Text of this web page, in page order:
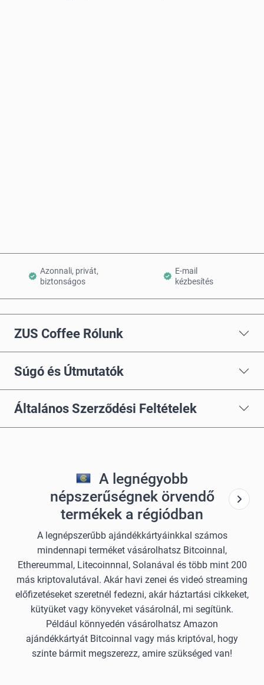
Azonnali, privát,
biztonságos
E-mail
kézbesítés
ZUS Coffee Rólunk
Súgó és Útmutatók
Általános Szerződési Feltételek
A legnégyobb
népszerűségnek örvendő
termékek a régiódban
A legnépszerűbb ajándékkártyáinkkal számos
mindennapi terméket vásárolhatsz Bitcoinnal,
Ethereummal, Litecoinnnal, Solanával és több mint 200
más kriptovalutával. Akár havi zenei és videó streaming
előfizetéseket szeretnél fedezni, akár háztartási cikkeket,
kütyüket vagy könyveket vásárolnál, mi segítünk.
Például könnyedén vásárolhatsz Amazon
ajándékkártyát Bitcoinnal vagy más kriptóval, hogy
szinte bármit megszerezz, amire szükséged van!